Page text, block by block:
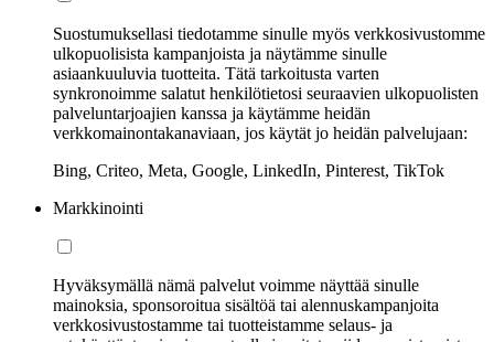
Suostumuksellasi tiedotamme sinulle myös verkkosivustomme
ulkopuolisista kampanjoista ja näytämme sinulle
asiaankuuluvia tuotteita. Tätä tarkoitusta varten
synkronoimme salatut henkilötietosi seuraavien ulkopuolisten
palveluntarjoajien kanssa ja käytämme heidän
verkkomainontakanaviaan, jos käytät jo heidän palvelujaan:
Bing, Criteo, Meta, Google, LinkedIn, Pinterest, TikTok
Markkinointi
Hyväksymällä nämä palvelut voimme näyttää sinulle
mainoksia, sponsoroitua sisältöä tai alennuskampanjoita
verkkosivustostamme tai tuotteistamme selaus- ja